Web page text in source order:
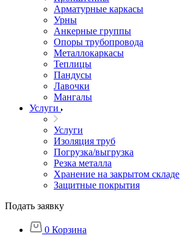
Арматурные каркасы
Урны
Анкерные группы
Опоры трубопровода
Металлокаркасы
Теплицы
Пандусы
Лавочки
Мангалы
Услуги
Услуги
Изоляция труб
Погрузка/выгрузка
Резка металла
Хранение на закрытом складе
Защитные покрытия
Подать заявку
0 Корзина